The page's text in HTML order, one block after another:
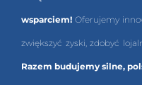
wsparciem! Oferujemy
zwiększyć zyski, zdobyć
Razem budujemy silne,